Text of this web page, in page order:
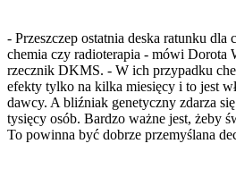
- Przeszczep ostatnia deska ratunku
chemia czy radioterapia - mówi Dorota
rzecznik DKMS. - W ich przypadku
efekty tylko na kilka miesięcy i to jest
dawcy. A bliźniak genetyczny zdarza
tysięcy osób. Bardzo ważne jest, żeby
To powinna być dobrze przemyślana